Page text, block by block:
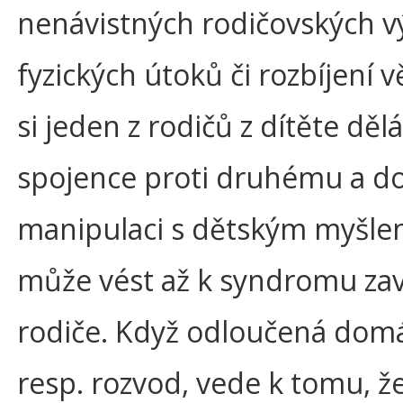
nenávistných rodičovských
fyzických útoků či rozbíjení
si jeden z rodičů z dítěte
spojence proti druhému a
manipulaci s dětským
může vést až k syndromu
rodiče. Když odloučená
resp. rozvod, vede k tomu,